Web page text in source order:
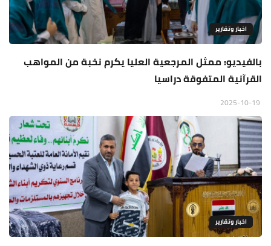
اخبار وتقارير
بالفيديو: ممثل المرجعية العليا يكرم نخبة من المواهب
القرآنية المتفوقة دراسيا
اخبار وتقارير